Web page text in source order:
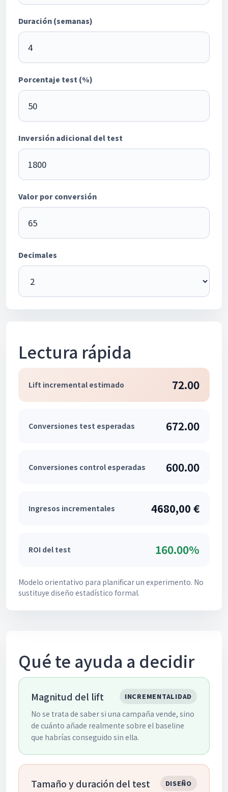
Duración (semanas)
Porcentaje test (%)
Inversión adicional del test
Valor por conversión
Decimales
Lectura rápida
Lift incremental estimado 72.00
Conversiones test esperadas 672.00
Conversiones control esperadas 600.00
Ingresos incrementales 4680,00 €
ROI del test 160.00%
Modelo orientativo para planificar un experimento. No
sustituye diseño estadístico formal.
Qué te ayuda a decidir
Magnitud del lift INCREMENTALIDAD
No se trata de saber si una campaña vende, sino
de cuánto añade realmente sobre el baseline
que habrías conseguido sin ella.
Tamaño y duración del test DISEÑO